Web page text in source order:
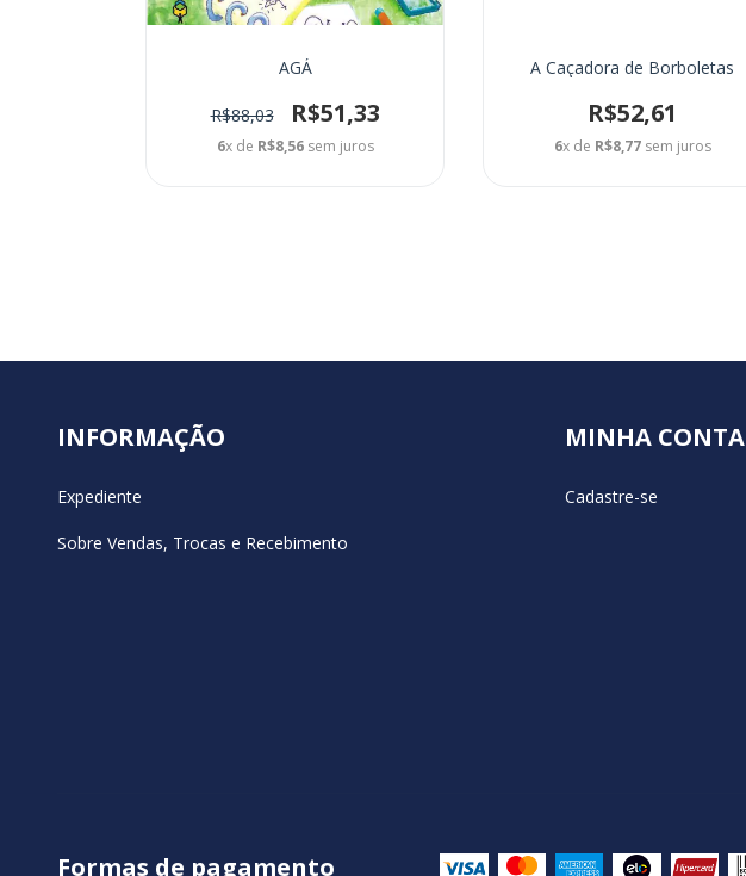
AGÁ
R$88,03 R$51,33
6x de R$8,56sem juros
A Caçadora de Borboletas
R$52,61
6x de R$8,77sem juros
INFORMAÇÃO
Expediente
Sobre Vendas, Trocas e Recebimento
MINHA CONTA
Cadastre-se
Formas de pagamento